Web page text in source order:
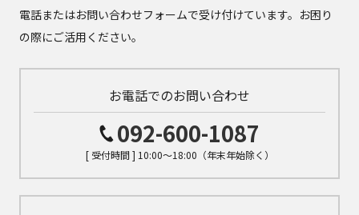
電話またはお問い合わせフォームで受け付けています。お困り
の際にご活用ください。
お電話でのお問い合わせ
092-600-1087
[ 受付時間 ] 10:00～18:00（年末年始除く）